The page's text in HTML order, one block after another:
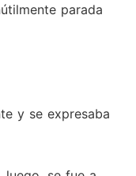
parada
y se expresaba